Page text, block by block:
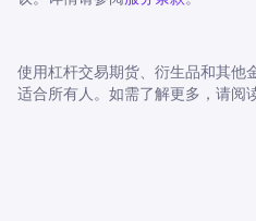
使用杠杆交易期货、衍生品和其他
适合所有人。如需了解更多，请阅